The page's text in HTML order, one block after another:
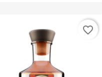
favorite_border